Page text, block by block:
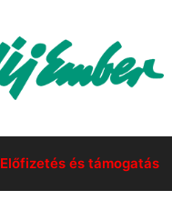
Előfizetés és támogatás